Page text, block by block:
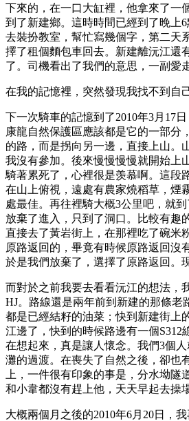
下來的，在一口大缸裡，他拿來了一
到了新建鄉。這時時間已經到了晚上
去裝扮教室，幫忙寫幾個字，第二天
擇了租個麵包車回去。新建離沅江還
了。司機看出了我們的意思，一副愛
在我的記憶裡，突然發現我找不到自
下一次騎車的記憶到了2010年3月17
康龍自然保護區應該都是它的一部分
的路，而是拐向另一邊，直接上山。
我沒有參加。後來慢慢慢慢就開始上
騎著累死了，心裡很是羡慕啊。這段
在山上俯視，遠處有農家燒稻草，煙
處最佳。再往裡騎大概3公里吧，就
放棄了進入，只到了洞口。比較有趣
直接去了黃岩街上，在那裡吃了碗米
原路返回的，畢竟有時候原路返回沒
於是我們放棄了，選擇了原路返回。
而對於之前我要去看看沅江的想法，
HJ。路線還是兩年前到新建的那條
都是已經結籽的油菜；快到新建街上
江邊了，快到的時候路邊有一個
在想起來，真是讓人懷念。我們3個
灘的過渡。在喪失了自然之後，卻也
上，一件很有印象的事是，分水坳
和小韋都沒有趕上他，天天早起去操
大概兩個月之後的2010年6月20日，